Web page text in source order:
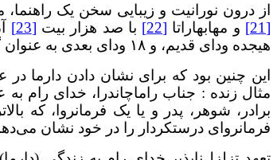
از درون نورانیت و زیبایی سخن یک
[21]
و مهابهاراتا [22] با صد هزار بیت [23]
هیجده ودای قدیم، و ۱۸ ودای بعدی به عنوان گنجینه دانش، صرفاً برای جستجوی فکری نیست، بلکه برای زندگی است.
این چنین بود که برای نشان دادن دارما در
مثال زنده : جناب راماچاندرا، خدای رام
برادر، شوهر، پدر و یا یک فرمانروا، که
فرمانروای درستکردار را در خود نشان